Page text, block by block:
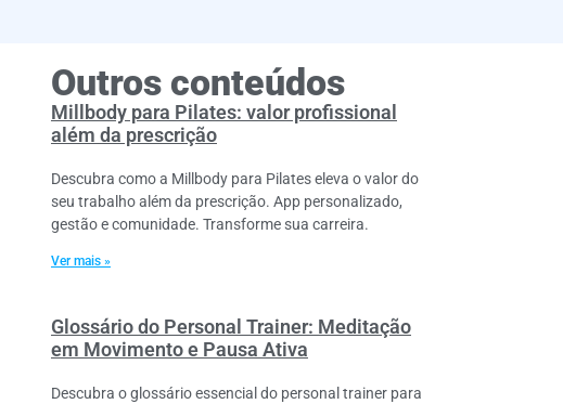
Outros conteúdos
Millbody para Pilates: valor profissional
além da prescrição
Descubra como a Millbody para Pilates eleva o valor do
seu trabalho além da prescrição. App personalizado,
gestão e comunidade. Transforme sua carreira.
Ver mais »
Glossário do Personal Trainer: Meditação
em Movimento e Pausa Ativa
Descubra o glossário essencial do personal trainer para